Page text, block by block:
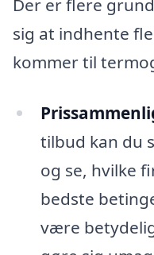
Der er flere
sig at indhente
kommer til
tilbud kan du
og se, hvilke
bedste
være